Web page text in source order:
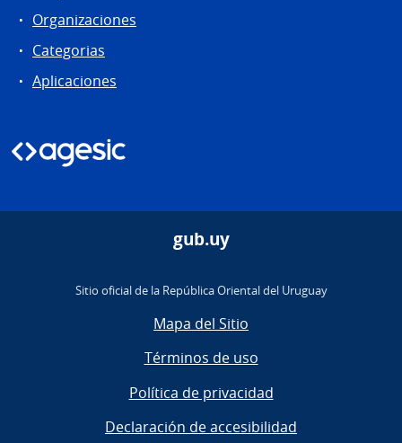
Organizaciones
Categorias
Aplicaciones
gub.uy
Sitio oficial de la República Oriental del Uruguay
Mapa del Sitio
Términos de uso
Política de privacidad
Declaración de accesibilidad